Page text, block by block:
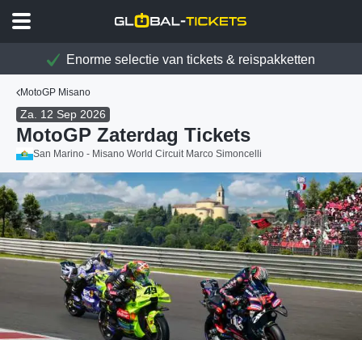
Enorme selectie van tickets & reispakketten
MotoGP Misano
Za. 12 Sep 2026
MotoGP Zaterdag Tickets
San Marino - Misano World Circuit Marco Simoncelli